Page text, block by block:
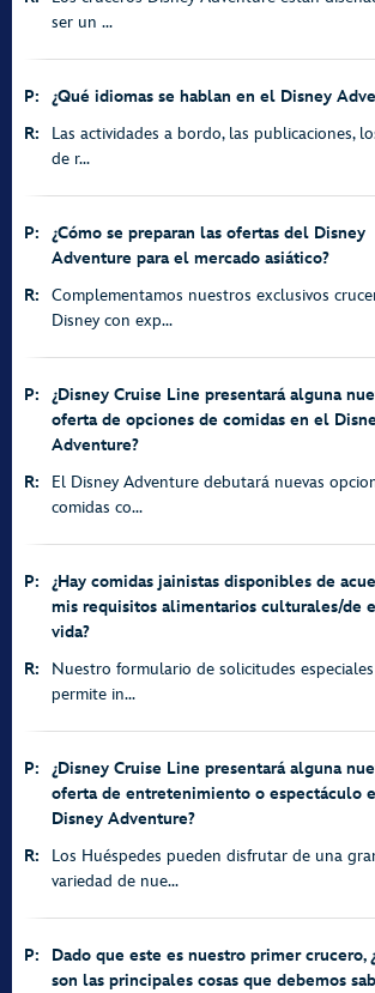
ser un ...
P:
¿Qué idiomas se hablan en el Disney
R:
Las actividades a bordo, las publicaciones,
de r...
P:
¿Cómo se preparan las ofertas del Disney
Adventure para el mercado asiático?
R:
Complementamos nuestros exclusivos
Disney con exp...
P:
¿Disney Cruise Line presentará alguna
oferta de opciones de comidas en el
Adventure?
R:
El Disney Adventure debutará nuevas
comidas co...
P:
¿Hay comidas jainistas disponibles de
mis requisitos alimentarios culturales/de
vida?
R:
Nuestro formulario de solicitudes
permite in...
P:
¿Disney Cruise Line presentará alguna
oferta de entretenimiento o espectáculo
Disney Adventure?
R:
Los Huéspedes pueden disfrutar de una
variedad de nue...
P:
Dado que este es nuestro primer crucero,
son las principales cosas que debemos